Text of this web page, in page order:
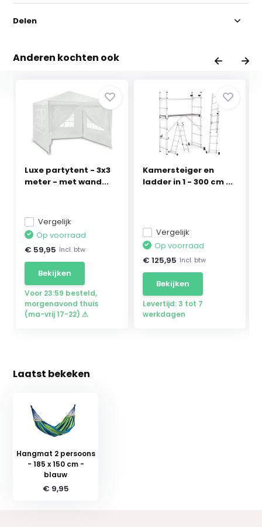
Delen
Anderen kochten ook
Luxe partytent - 3x3
meter - met wand...
Vergelijk
Op voorraad
€ 59,95 Incl. btw
Bekijken
Voor 23:59 besteld,
morgenavond thuis
(ma-vrij 17-22) ⚠
Kamersteiger en
ladder in 1 - 300 cm ...
Vergelijk
Op voorraad
€ 125,95 Incl. btw
Bekijken
Levertijd: 3 tot 7
werkdagen
Laatst bekeken
Hangmat 2 persoons
- 185 x 150 cm -
blauw
€ 9,95